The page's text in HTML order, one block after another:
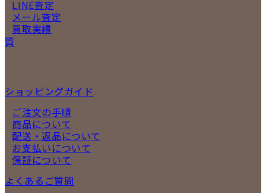
LINE査定
メール査定
買取実績
質
ショッピングガイド
ご注文の手順
商品について
配送・返品について
お支払いについて
保証について
よくあるご質問